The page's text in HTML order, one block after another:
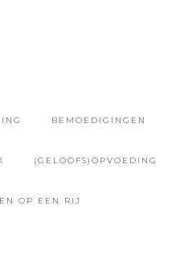
BEMOEDIGINGEN
(GELOOFS)OPVOEDING
OP EEN RIJ